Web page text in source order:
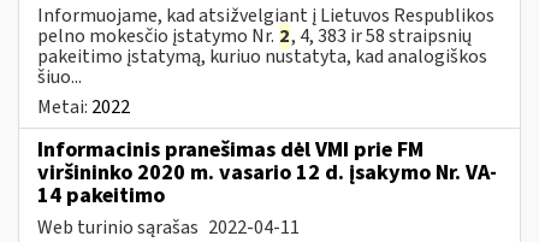
Informuojame, kad atsižvelgiant į Lietuvos Respublikos
pelno mokesčio įstatymo Nr. 2, 4, 383 ir 58 straipsnių
pakeitimo įstatymą, kuriuo nustatyta, kad analogiškos
šiuo...
Metai: 2022
Informacinis pranešimas dėl VMI prie FM
viršininko 2020 m. vasario 12 d. įsakymo Nr. VA-
14 pakeitimo
Web turinio sąrašas 2022-04-11